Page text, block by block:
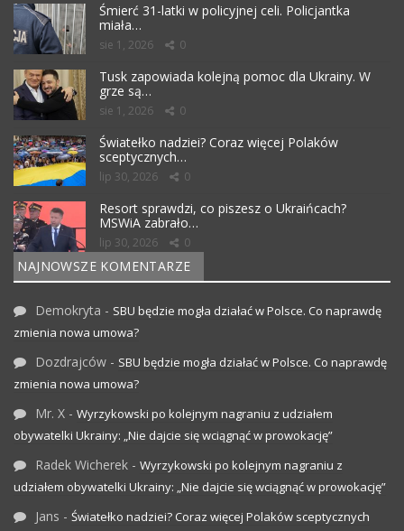
Śmierć 31-latki w policyjnej celi. Policjantka
miała…
sie 1, 2026 0
Tusk zapowiada kolejną pomoc dla Ukrainy. W
grze są…
sie 1, 2026 0
Światełko nadziei? Coraz więcej Polaków
sceptycznych…
lip 30, 2026 0
Resort sprawdzi, co piszesz o Ukraińcach?
MSWiA zabrało…
lip 30, 2026 0
NAJNOWSZE KOMENTARZE
Demokryta - SBU będzie mogła działać w Polsce. Co naprawdę
zmienia nowa umowa?
Dozdrajców - SBU będzie mogła działać w Polsce. Co naprawdę
zmienia nowa umowa?
Mr. X - Wyrzykowski po kolejnym nagraniu z udziałem
obywatelki Ukrainy: „Nie dajcie się wciągnąć w prowokację”
Radek Wicherek - Wyrzykowski po kolejnym nagraniu z
udziałem obywatelki Ukrainy: „Nie dajcie się wciągnąć w prowokację”
Jans - Światełko nadziei? Coraz więcej Polaków sceptycznych